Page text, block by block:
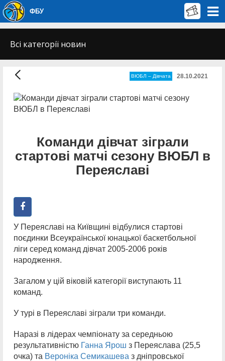
ФБУ
Всі категорії новин
ВЮБЛ – Дiвчата 28.10.2021
Команди дівчат зіграли
стартові матчі сезону ВЮБЛ в
Переяславі
У Переяславі на Київщині відбулися стартові
поєдинки Всеукраїнської юнацької баскетбольної
ліги серед команд дівчат 2005-2006 років
народження.
Загалом у цій віковій категорії виступають 11
команд.
У турі в Переяславі зіграли три команди.
Наразі в лідерах чемпіонату за середньою
результативністю Ганна Ярош з Переяслава (25,5
очка) та Вероніка Семикашева з дніпровської